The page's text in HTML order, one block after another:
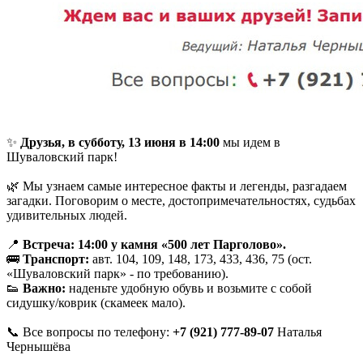
✨ Друзья, в субботу, 13 июня в 14:00 мы идем в
Шуваловский парк!
🌿 Мы узнаем самые интересное факты и легенды, разгадаем
загадки. Поговорим о месте, достопримечательностях, судьбах
удивительных людей.
📍 Встреча: 14:00 у камня «500 лет Парголово».
🚌 Транспорт: авт. 104, 109, 148, 173, 433, 436, 75 (ост.
«Шуваловский парк» - по требованию).
👟 Важно: наденьте удобную обувь и возьмите с собой
сидушку/коврик (скамеек мало).
📞 Все вопросы по телефону: +7 (921) 777-89-07 Наталья
Чернышёва